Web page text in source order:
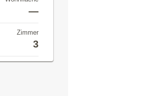
—
Zimmer
3